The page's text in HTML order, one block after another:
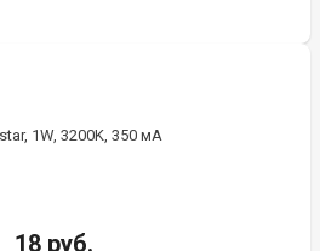
1W, 3200K, 350 мА
18 руб.